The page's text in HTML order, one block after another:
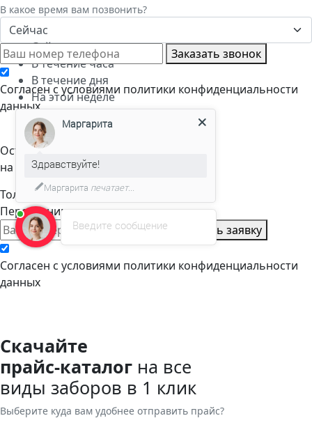
В какое время вам позвонить?
Сейчас
Сейчас
В течение часа
В течение дня
На этой неделе
Заказать звонок
Cогласен с условиями политики конфиденциальности
данных
Оставьте заявку
на расчет стоимости
Только телефон и мы в деле.
Перезвоним через пару минут
Оставить заявку
Cогласен с условиями политики конфиденциальности
данных
Скачайте
прайс-каталог на все
виды заборов в 1 клик
Выберите куда вам удобнее отправить прайс?
Введите сообщение
Маргарита
Здравствуйте!
Маргарита печатает...